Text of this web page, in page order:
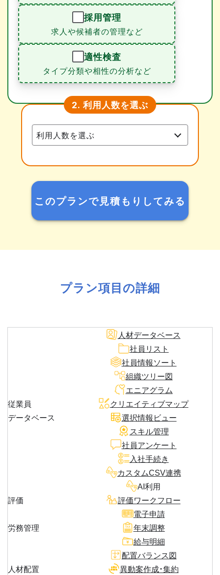
採用管理
求人や候補者の管理など
適性検査
タイプ分類や相性の分析など
2. 利用人数を選ぶ
このプランで見積もりしてみる
プラン項目の詳細
従業員
データベース
人材データベース
社員リスト
社員情報ソート
組織ツリー図
エニアグラム
クリエイティブマップ
選択情報ビュー
スキル管理
社員アンケート
入社手続き
カスタムCSV連携
AI利用
評価
評価ワークフロー
労務管理
電子申請
年末調整
給与明細
人材配置
配置バランス図
異動案作成・集約